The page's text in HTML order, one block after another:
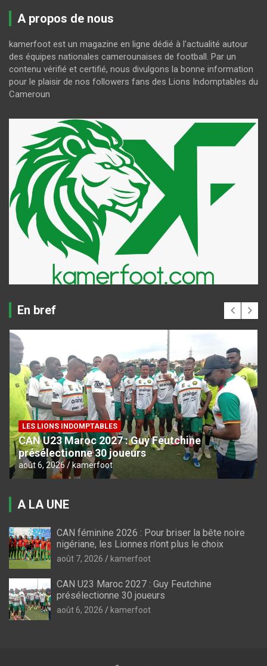
A propos de nous
kamerfoot est un magazine en ligne dédié à l'actualité autour
des équipes nationales camerounaises de football. Par un
contenu vérifié et certifié, nous divulgons la bonne information
pour le plaisir de nos followers fans des Lions Indomptables du
Cameroun
En bref
LES LIONS INDOMPTABLES
CAN U23 Maroc 2027 : Guy Feutchine
présélectionne 30 joueurs
août 6, 2026 kamerfoot
A LA UNE
CAN féminine 2026 : Pour briser la bête noire
nigériane, les Lionnes n’ont plus le choix
août 7, 2026 kamerfoot
CAN U23 Maroc 2027 : Guy Feutchine
présélectionne 30 joueurs
août 6, 2026 kamerfoot